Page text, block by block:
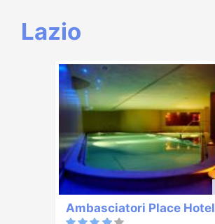
Lazio
Ambasciatori Place Hotel